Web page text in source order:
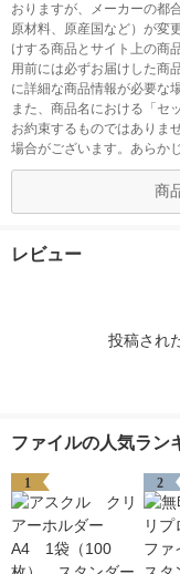
おりますが、メーカーの都
原材料、原産国など）が変
けする商品とサイト上の商
用前には必ずお届けした商
に詳細な商品情報が必要な
また、商品名における「セ
お約束するものではありま
場合がございます。あらか
商
レビュー
投稿され
ファイルの人気ラン
1 2